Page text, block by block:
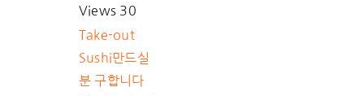
Views 30
Take-out
Sushi만드실
분 구합니다